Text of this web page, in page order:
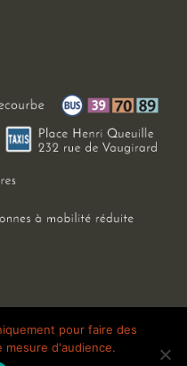
réservés | Mentions légales
pour faire des
mesure d'audience.